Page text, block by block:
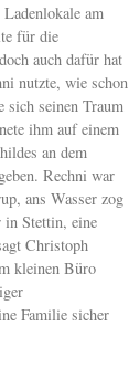
am
für die
auch dafür hat
nutzte, wie schon
sich seinen Traum
ihm auf einem
an dem
Rechni war
ans Wasser zog
in Stettin, eine
Christoph
kleinen Büro
Familie sicher